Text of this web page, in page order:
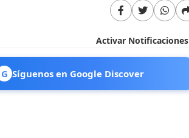
Activar Notificaciones
G Síguenos en Google Discover